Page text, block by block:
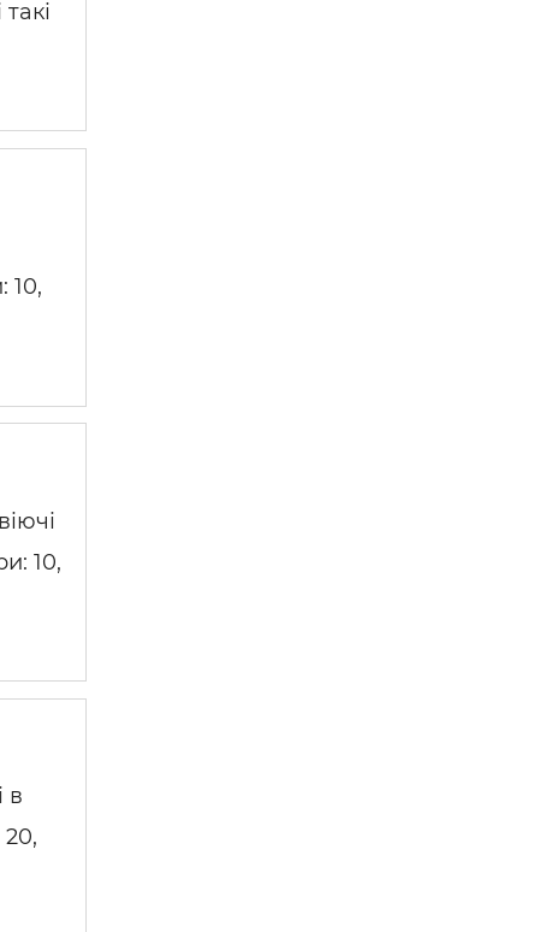
10,
10,
в